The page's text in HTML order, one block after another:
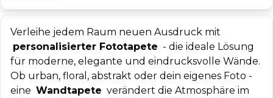
Verleihe jedem Raum neuen Ausdruck mit
personalisierter Fototapete - die ideale Lösung
für moderne, elegante und eindrucksvolle Wände.
Ob urban, floral, abstrakt oder dein eigenes Foto -
eine Wandtapete verändert die Atmosphäre im